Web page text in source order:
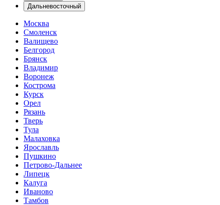
Дальневосточный
Москва
Смоленск
Валищево
Белгород
Брянск
Владимир
Воронеж
Кострома
Курск
Орел
Рязань
Тверь
Тула
Малаховка
Ярославль
Пушкино
Петрово-Дальнее
Липецк
Калуга
Иваново
Тамбов